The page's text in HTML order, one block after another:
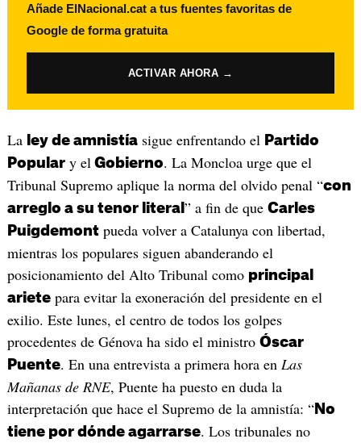
Añade ElNacional.cat a tus fuentes favoritas de
Google de forma gratuita
ACTIVAR AHORA →
La ley de amnistíasigue enfrentando el Partido
Populary el Gobierno. La Moncloa urge que el
Tribunal Supremo aplique la norma del olvido penal “con
arreglo a su tenor literal ” a fin de que Carles
Puigdemontpueda volver a Catalunya con libertad,
mientras los populares siguen abanderando el
posicionamiento del Alto Tribunal como principal
arietepara evitar la exoneración del presidente en el
exilio. Este lunes, el centro de todos los golpes
procedentes de Génova ha sido el ministro Óscar
Puente. En una entrevista a primera hora en Las
Mañanas de RNE, Puente ha puesto en duda la
interpretación que hace el Supremo de la amnistía: “No
tiene por dónde agarrarse. Los tribunales no